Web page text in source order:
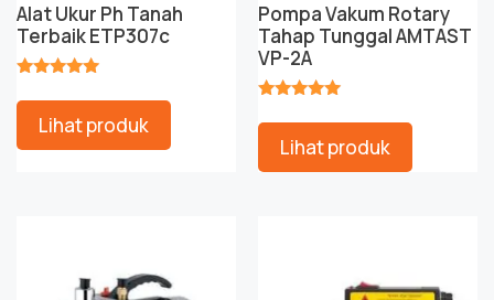
Alat Ukur Ph Tanah
Terbaik ETP307c
Lihat produk
Pompa Vakum Rotary
Tahap Tunggal AMTAST
VP-2A
Lihat produk